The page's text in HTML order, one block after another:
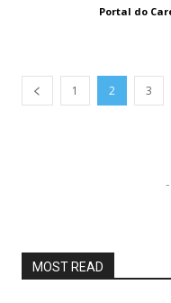
Portal do
1 2 3
-
MOST READ